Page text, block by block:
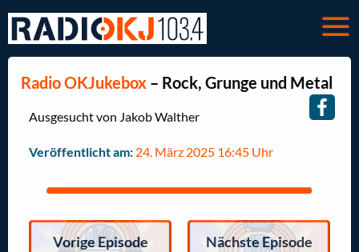
Radio OKJukebox – Rock, Grunge und Metal
Ausgesucht von Jakob Walther
Veröffentlicht am: 24. März 2025 16:45 Uhr
Vorige Episode
Nächste Episode